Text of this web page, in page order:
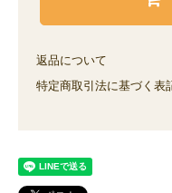
返品について
特定商取引法に基づく表